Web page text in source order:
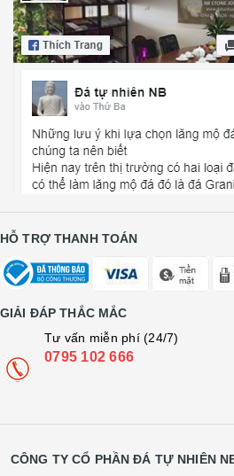
HỖ TRỢ THANH TOÁN
GIẢI ĐÁP THẮC MẮC
Tư vấn miễn phí (24/7)
0795 102 666
CÔNG TY CỔ PHẦN ĐÁ TỰ NHIÊN